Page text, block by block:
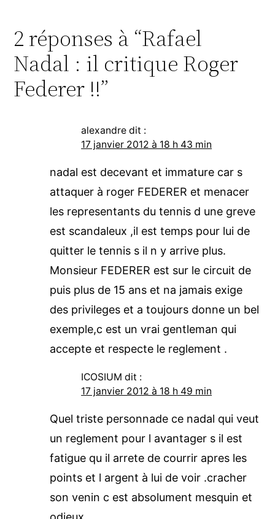
2 réponses à “Rafael
Nadal : il critique Roger
Federer !!”
alexandre dit :
17 janvier 2012 à 18 h 43 min
nadal est decevant et immature car s
attaquer à roger FEDERER et menacer
les representants du tennis d une greve
est scandaleux ,il est temps pour lui de
quitter le tennis s il n y arrive plus.
Monsieur FEDERER est sur le circuit de
puis plus de 15 ans et na jamais exige
des privileges et a toujours donne un bel
exemple,c est un vrai gentleman qui
accepte et respecte le reglement .
ICOSIUM dit :
17 janvier 2012 à 18 h 49 min
Quel triste personnade ce nadal qui veut
un reglement pour l avantager s il est
fatigue qu il arrete de courrir apres les
points et l argent à lui de voir .cracher
son venin c est absolument mesquin et